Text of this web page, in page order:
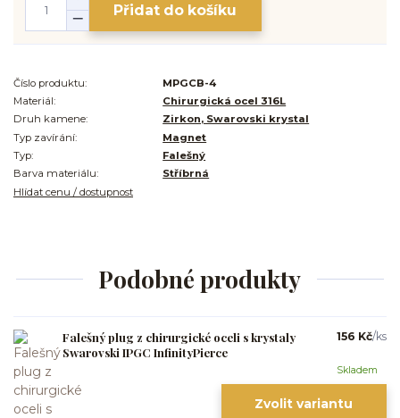
Přidat do košíku
Číslo produktu:
MPGCB-4
Materiál:
Chirurgická ocel 316L
Druh kamene:
Zirkon, Swarovski krystal
Typ zavírání:
Magnet
Typ:
Falešný
Barva materiálu:
Stříbrná
Hlídat cenu / dostupnost
Podobné produkty
Falešný plug z chirurgické oceli s krystaly
Swarovski IPGC InfinityPierce
156 Kč/ks
Skladem
Zvolit variantu